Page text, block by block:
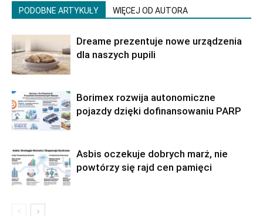
PODOBNE ARTYKUŁY WIĘCEJ OD AUTORA
Dreame prezentuje nowe urządzenia
dla naszych pupili
Borimex rozwija autonomiczne
pojazdy dzięki dofinansowaniu PARP
Asbis oczekuje dobrych marż, nie
powtórzy się rajd cen pamięci